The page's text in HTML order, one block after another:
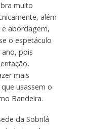
muito
além
abordagem,
o espetáculo
ano, pois
mais
usassem o
Bandeira.
da Sobrilá